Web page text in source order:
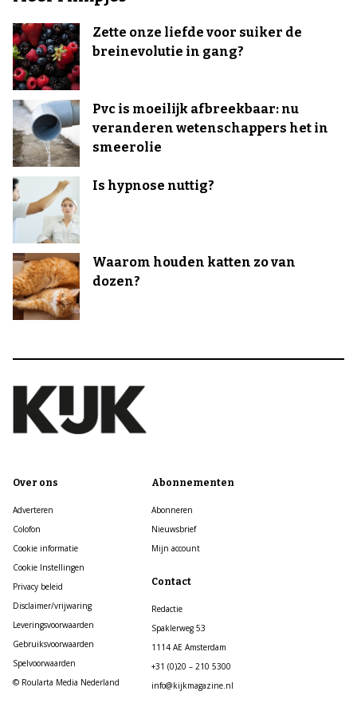
Zette onze liefde voor suiker de
breinevolutie in gang?
Pvc is moeilijk afbreekbaar: nu
veranderen wetenschappers het in
smeerolie
Is hypnose nuttig?
Waarom houden katten zo van
dozen?
Over ons
Adverteren
Colofon
Cookie informatie
Cookie Instellingen
Privacy beleid
Disclaimer/vrijwaring
Leveringsvoorwaarden
Gebruiksvoorwaarden
Spelvoorwaarden
© Roularta Media Nederland
Abonnementen
Abonneren
Nieuwsbrief
Mijn account
Contact
Redactie
Spaklerweg 53
1114 AE Amsterdam
+31 (0)20 – 210 5300
info@kijkmagazine.nl